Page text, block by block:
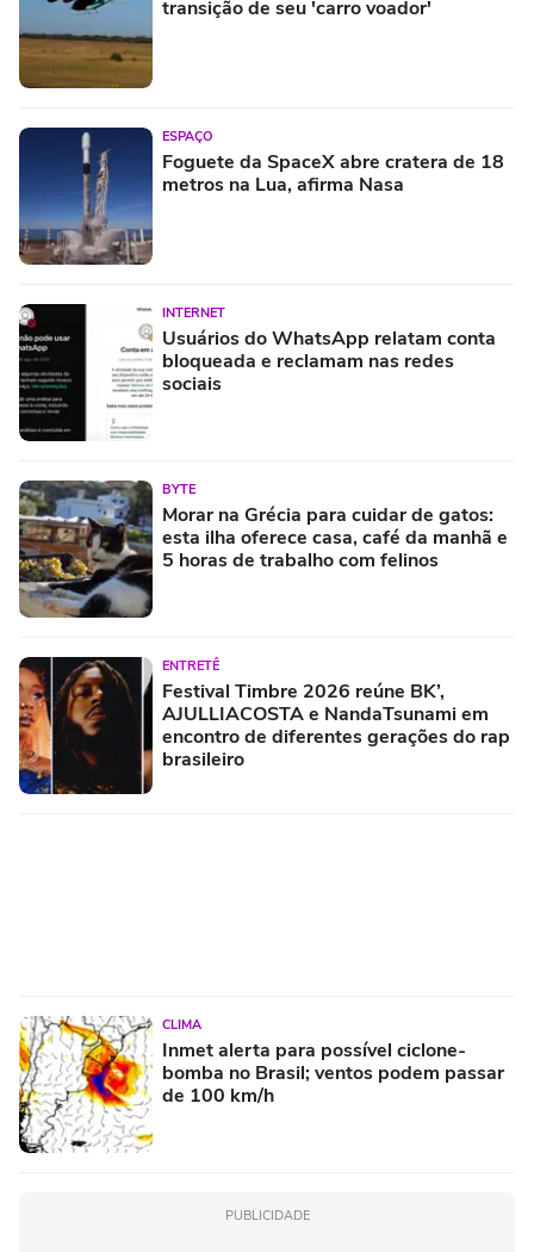
transição de seu 'carro voador'
ESPAÇO
Foguete da SpaceX abre cratera de 18
metros na Lua, afirma Nasa
INTERNET
Usuários do WhatsApp relatam conta
bloqueada e reclamam nas redes
sociais
BYTE
Morar na Grécia para cuidar de gatos:
esta ilha oferece casa, café da manhã e
5 horas de trabalho com felinos
ENTRETÊ
Festival Timbre 2026 reúne BK’,
AJULLIACOSTA e NandaTsunami em
encontro de diferentes gerações do rap
brasileiro
CLIMA
Inmet alerta para possível ciclone-
bomba no Brasil; ventos podem passar
de 100 km/h
PUBLICIDADE